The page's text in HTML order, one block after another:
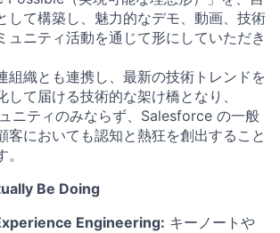
して構築し、魅力的なデモ、動画、技術
ュニティ活動を通じて形にしていただき
組織とも連携し、最新の技術トレンドを
して届ける技術的な架け橋となり、
ニティのみならず、Salesforce の一般
客においても認知と熱狂を創出すること
Be Doing
Engineering: キーノートや